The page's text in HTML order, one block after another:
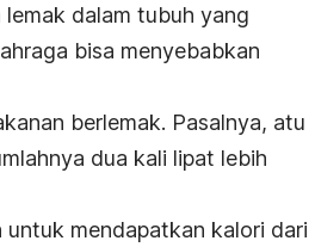
dalam tubuh yang
bisa menyebabkan
berlemak. Pasalnya, atu
dua kali lipat lebih
mendapatkan kalori dari